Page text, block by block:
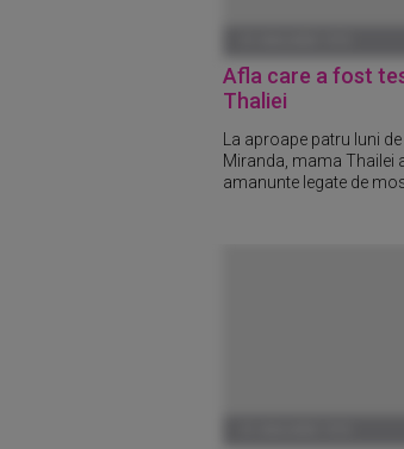
Afla care a fost
Thaliei
La aproape patru luni
Miranda, mama Thailei
amanunte legate de